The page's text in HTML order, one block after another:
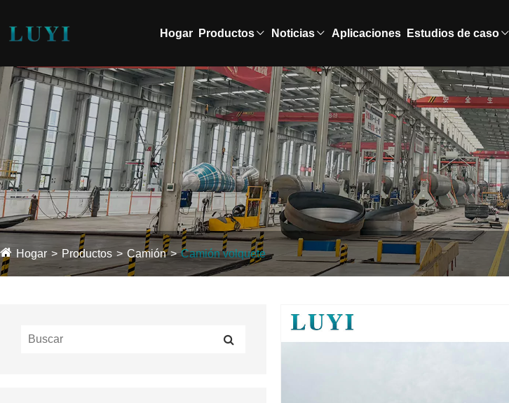
Hogar Productos Noticias Aplicaciones Estudios de caso
Hogar Productos Camión Camión volquete